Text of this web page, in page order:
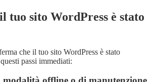
tuo sito WordPress è stato
che il tuo sito WordPress è stato
passi immediati: